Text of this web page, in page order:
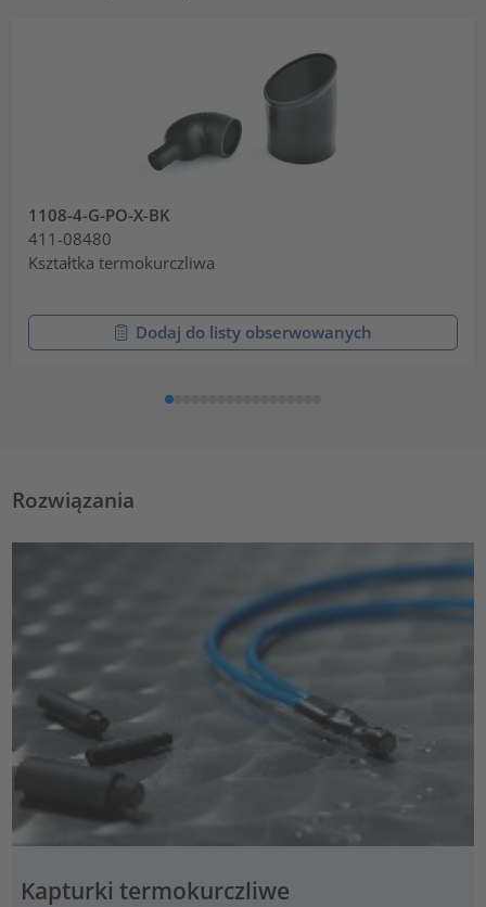
1108-4-G-PO-X-BK
411-08480
Kształtka termokurczliwa
Dodaj do listy obserwowanych
Rozwiązania
Kapturki termokurczliwe